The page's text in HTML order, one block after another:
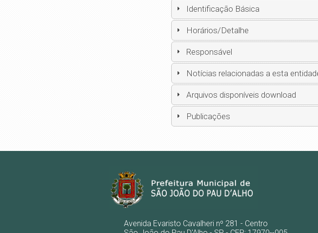
Identificação Básica
Horários/Detalhe
Responsável
Notícias relacionadas a esta
Arquivos disponíveis download
Publicações
Avenida Evaristo Cavalheri nº 281 - Centro